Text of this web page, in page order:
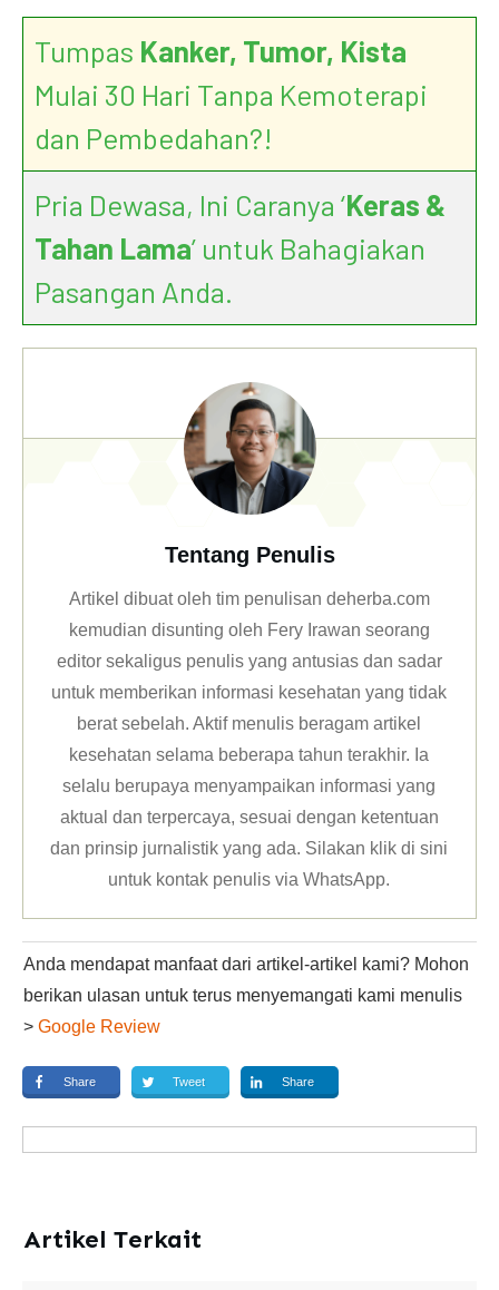
Tumpas Kanker, Tumor, Kista
Mulai 30 Hari Tanpa Kemoterapi
dan Pembedahan?!
Pria Dewasa, Ini Caranya ‘Keras &
Tahan Lama’ untuk Bahagiakan
Pasangan Anda.
Tentang Penulis
Artikel dibuat oleh tim penulisan deherba.com
kemudian disunting oleh Fery Irawan seorang
editor sekaligus penulis yang antusias dan sadar
untuk memberikan informasi kesehatan yang tidak
berat sebelah. Aktif menulis beragam artikel
kesehatan selama beberapa tahun terakhir. Ia
selalu berupaya menyampaikan informasi yang
aktual dan terpercaya, sesuai dengan ketentuan
dan prinsip jurnalistik yang ada. Silakan klikdi sini
untuk kontak penulis via WhatsApp.
Anda mendapat manfaat dari artikel-artikel kami? Mohon
berikan ulasan untuk terus menyemangati kami menulis
> Google Review
Share Tweet Share
Artikel Terkait